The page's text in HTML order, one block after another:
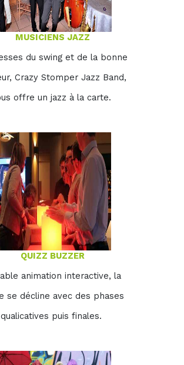
MUSICIENS JAZZ
du swing et de la bonne
Crazy Stomper Jazz Band,
offre un jazz à la carte.
QUIZZ BUZZER
animation interactive, la
se décline avec des phases
qualicatives puis finales.